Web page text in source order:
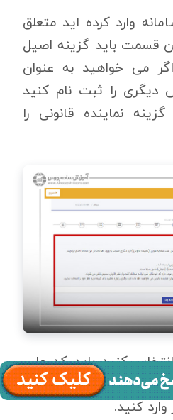
وارد کرده اید متعلق
قسمت باید گزینه اصیل
می خواهید به عنوان
دیگری را ثبت نام کنید
نماینده قانونی را
انتخاب کنید باید کد ملی،
کننده سمت و تاریخ
کنید.